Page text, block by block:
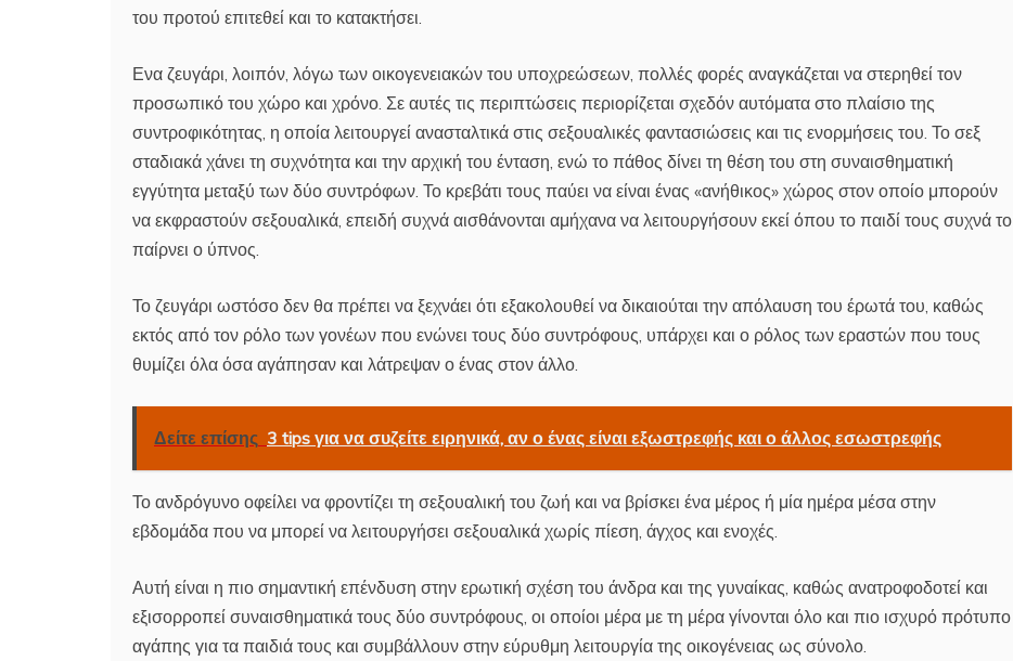
του προτού επιτεθεί και το κατακτήσει.
Ενα ζευγάρι, λοιπόν, λόγω των οικογενειακών του υποχρεώσεων, πολλές φορές αναγκάζεται να στερηθεί τον
προσωπικό του χώρο και χρόνο. Σε αυτές τις περιπτώσεις περιορίζεται σχεδόν αυτόματα στο πλαίσιο της
συντροφικότητας, η οποία λειτουργεί ανασταλτικά στις σεξουαλικές φαντασιώσεις και τις ενορμήσεις του. Το σεξ
σταδιακά χάνει τη συχνότητα και την αρχική του ένταση, ενώ το πάθος δίνει τη θέση του στη συναισθηματική
εγγύτητα μεταξύ των δύο συντρόφων. Το κρεβάτι τους παύει να είναι ένας «ανήθικος» χώρος στον οποίο μπορούν
να εκφραστούν σεξουαλικά, επειδή συχνά αισθάνονται αμήχανα να λειτουργήσουν εκεί όπου το παιδί τους συχνά το
παίρνει ο ύπνος.
Το ζευγάρι ωστόσο δεν θα πρέπει να ξεχνάει ότι εξακολουθεί να δικαιούται την απόλαυση του έρωτά του, καθώς
εκτός από τον ρόλο των γονέων που ενώνει τους δύο συντρόφους, υπάρχει και ο ρόλος των εραστών που τους
θυμίζει όλα όσα αγάπησαν και λάτρεψαν ο ένας στον άλλο.
Δείτε επίσης 3 tips για να συζείτε ειρηνικά, αν ο ένας είναι εξωστρεφής και ο άλλος εσωστρεφής
Το ανδρόγυνο οφείλει να φροντίζει τη σεξουαλική του ζωή και να βρίσκει ένα μέρος ή μία ημέρα μέσα στην
εβδομάδα που να μπορεί να λειτουργήσει σεξουαλικά χωρίς πίεση, άγχος και ενοχές.
Αυτή είναι η πιο σημαντική επένδυση στην ερωτική σχέση του άνδρα και της γυναίκας, καθώς ανατροφοδοτεί και
εξισορροπεί συναισθηματικά τους δύο συντρόφους, οι οποίοι μέρα με τη μέρα γίνονται όλο και πιο ισχυρό πρότυπο
αγάπης για τα παιδιά τους και συμβάλλουν στην εύρυθμη λειτουργία της οικογένειας ως σύνολο.